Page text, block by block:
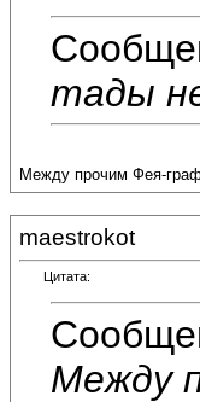
тады
Между прочим Фея-
maestrokot
Цитата:
Между